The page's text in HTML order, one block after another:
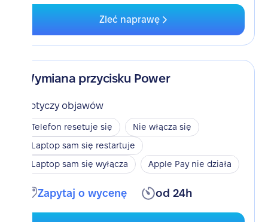
Zleć naprawę
Wymiana przycisku Power
Dotyczy objawów
Telefon resetuje się
Nie włącza się
Laptop sam się restartuje
Laptop sam się wyłącza
Apple Pay nie działa
Zapytaj o wycenę od 24h